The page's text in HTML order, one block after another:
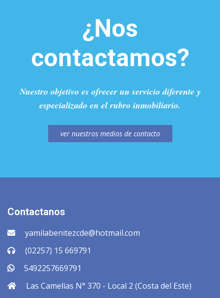
¿Nos
contactamos?
Nuestro objetivo es ofrecer un servicio diferente y
especializado en el rubro inmobiliario.
ver nuestros medios de contacto
Contactanos
yamilabenitezcde@hotmail.com
(02257) 15 669791
5492257669791
Las Camelias N° 370 - Local 2 (Costa del Este)